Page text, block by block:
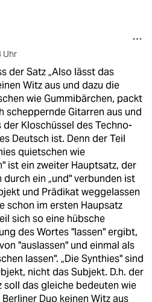
Uhr
der Satz „Also lässt das
Witz aus und dazu die
wie Gummibärchen, packt
scheppernde Gitarren aus und
der Kloschüssel des Techno-
Deutsch ist. Denn der Teil
quietschen wie
ist ein zweiter Hauptsatz, der
ein „und" verbunden ist
und Prädikat weggelassen
schon im ersten Haupsatz
sich so eine hübsche
des Wortes "lassen" ergibt,
"auslassen" und einmal als
lassen". „Die Synthies" sind
nicht das Subjekt. D.h. der
soll das gleiche bedeuten wie
Duo keinen Witz aus